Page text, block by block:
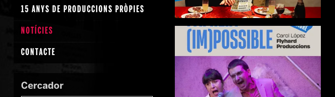
15 ANYS DE PRODUCCIONS PRÒPIES
NOTÍCIES
CONTACTE
Cercador